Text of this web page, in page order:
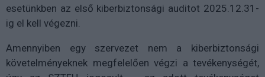
esetünkben az első kiberbiztonsági auditot 2025.12.31-
ig el kell végezni.
Amennyiben egy szervezet nem a kiberbiztonsági
követelményeknek megfelelően végzi a tevékenységét,